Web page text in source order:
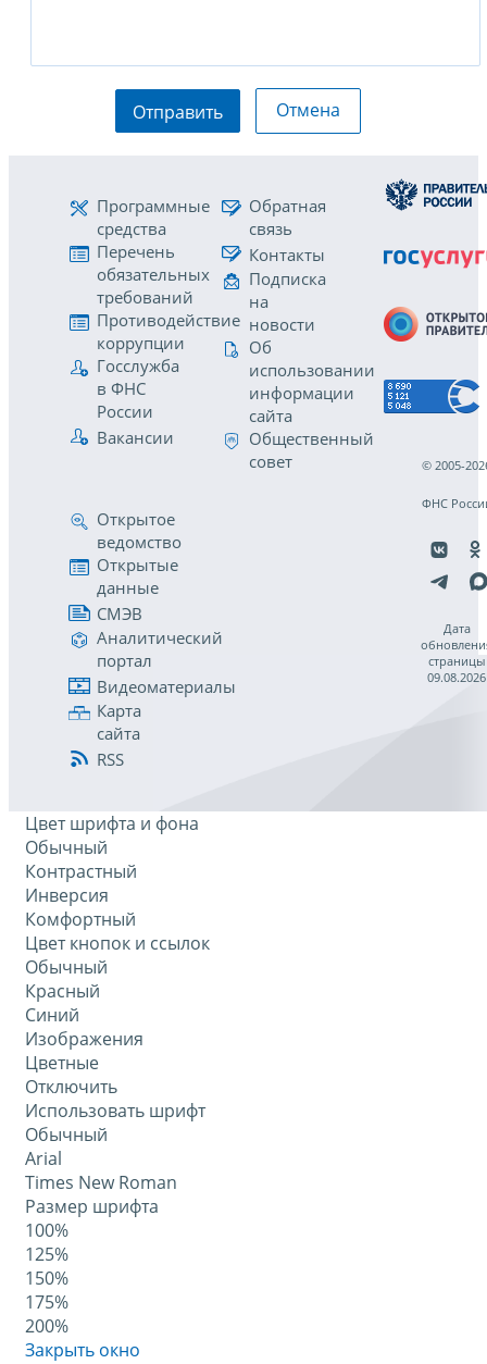
Отправить Отмена
Программные
средства
Перечень
обязательных
требований
Противодействие
коррупции
Госслужба
в ФНС
России
Вакансии
Обратная
связь
Контакты
Подписка
на
новости
Об
использовании
информации
сайта
Общественный
совет
Открытое
ведомство
Открытые
данные
СМЭВ
Аналитический
портал
Видеоматериалы
Карта
сайта
RSS
© 2005-
ФНС
Дата
страницы
09.08.2026
Цвет шрифта и фона
Обычный
Контрастный
Инверсия
Комфортный
Цвет кнопок и ссылок
Обычный
Красный
Синий
Изображения
Цветные
Отключить
Использовать шрифт
Обычный
Arial
Times New Roman
Размер шрифта
100%
125%
150%
175%
200%
Закрыть окно